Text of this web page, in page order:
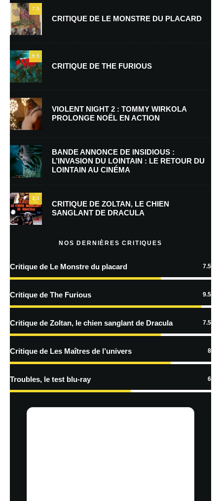
Nom*
E-mail *
Enregistrer mon nom, mon e-mail et mon site dans le navigateur pour
mon prochain commentaire.
Prévenez-moi de tous les nouveaux commentaires par e-mail.
Prévenez-moi de tous les nouveaux articles par e-mail.
En savoir
traitées
7.5
CRITIQUE DE LE MONSTRE DU PLACARD
9.5
CRITIQUE DE THE FURIOUS
VIOLENT NIGHT 2 : TOMMY WIRKOLA
PROLONGE NOËL EN ACTION
BANDE ANNONCE DE INSIDIOUS :
L’INVASION DU LOINTAIN : LE RETOUR DU
LOINTAIN AU CINÉMA
7.5
CRITIQUE DE ZOLTAN, LE CHIEN
SANGLANT DE DRACULA
NOS DERNIÈRES CRITIQUES
Critique de Le Monstre du placard 7.5
Critique de The Furious 9.5
Critique de Zoltan, le chien sanglant de Dracula 7.5
Critique de Les Maîtres de l’univers 8
Troubles, le test blu-ray 6